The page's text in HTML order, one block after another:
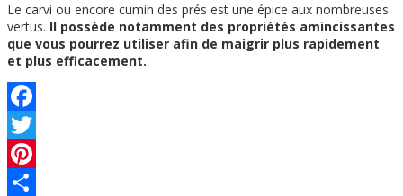
Le carvi ou encore cumin des prés est une épice aux nombreuses
vertus. Il possède notamment des propriétés amincissantes
que vous pourrez utiliser afin de maigrir plus rapidement
et plus efficacement.
Facebook
Twitter
Pinterest